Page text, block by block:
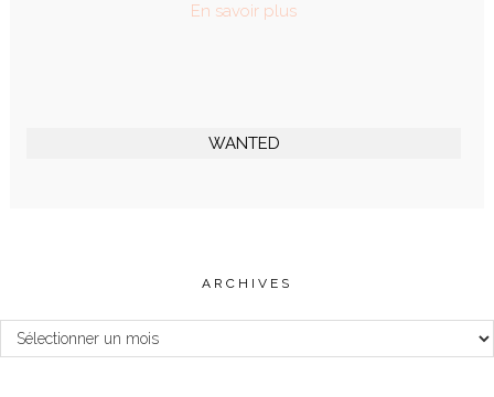
En savoir plus
WANTED
ARCHIVES
Archives